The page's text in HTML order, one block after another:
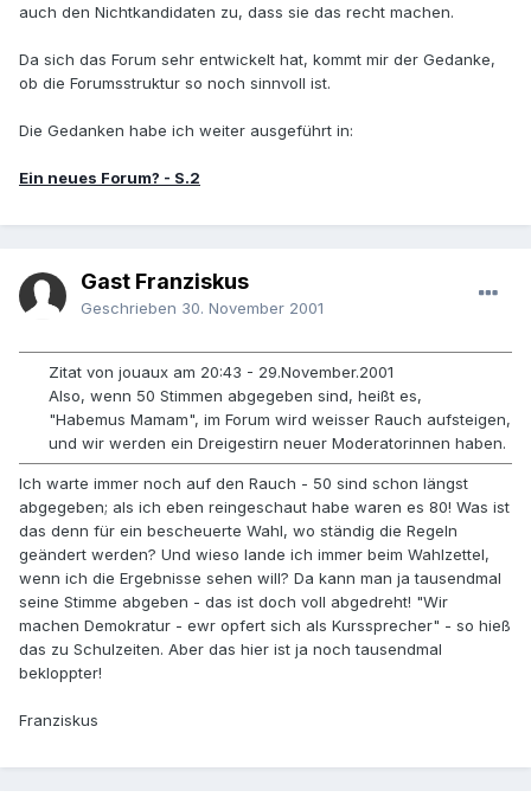
auch den Nichtkandidaten zu, dass sie das recht machen.
Da sich das Forum sehr entwickelt hat, kommt mir der Gedanke,
ob die Forumsstruktur so noch sinnvoll ist.
Die Gedanken habe ich weiter ausgeführt in:
Ein neues Forum? - S.2
Gast Franziskus
Geschrieben 30. November 2001
Zitat von jouaux am 20:43 - 29.November.2001
Also, wenn 50 Stimmen abgegeben sind, heißt es,
"Habemus Mamam", im Forum wird weisser Rauch aufsteigen,
und wir werden ein Dreigestirn neuer Moderatorinnen haben.
Ich warte immer noch auf den Rauch - 50 sind schon längst
abgegeben; als ich eben reingeschaut habe waren es 80! Was ist
das denn für ein bescheuerte Wahl, wo ständig die Regeln
geändert werden? Und wieso lande ich immer beim Wahlzettel,
wenn ich die Ergebnisse sehen will? Da kann man ja tausendmal
seine Stimme abgeben - das ist doch voll abgedreht! "Wir
machen Demokratur - ewr opfert sich als Kurssprecher" - so hieß
das zu Schulzeiten. Aber das hier ist ja noch tausendmal
bekloppter!
Franziskus